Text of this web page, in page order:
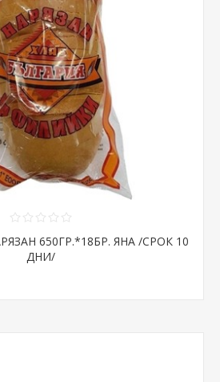
650ГР.*18БР. ЯНА /СРОК 10
ДНИ/